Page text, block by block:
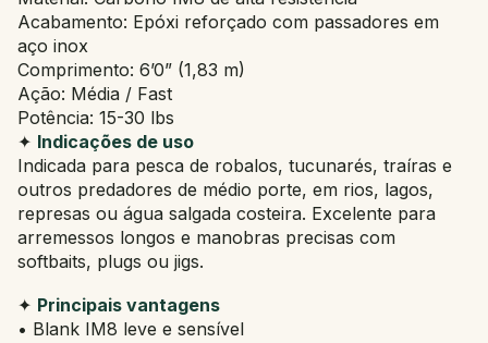
Acabamento: Epóxi reforçado com passadores em
aço inox
Comprimento: 6’0” (1,83 m)
Ação: Média / Fast
Potência: 15-30 lbs
✦ Indicações de uso
Indicada para pesca de robalos, tucunarés, traíras e
outros predadores de médio porte, em rios, lagos,
represas ou água salgada costeira. Excelente para
arremessos longos e manobras precisas com
softbaits, plugs ou jigs.
✦ Principais vantagens
• Blank IM8 leve e sensível